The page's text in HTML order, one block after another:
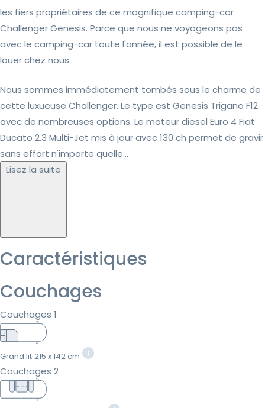
les fiers propriétaires de ce magnifique camping-car
Challenger Genesis. Parce que nous ne voyageons pas
avec le camping-car toute l'année, il est possible de le
louer chez nous.
Nous sommes immédiatement tombés sous le charme de
cette luxueuse Challenger. Le type est Genesis Trigano F12
avec de nombreuses options. Le moteur diesel Euro 4 Fiat
Ducato 2.3 Multi-Jet mis à jour avec 130 ch permet de gravir
sans effort n'importe quelle...
Lisez la suite
Caractéristiques
Couchages
Couchages 1
Grand lit 215 x 142 cm
Couchages 2